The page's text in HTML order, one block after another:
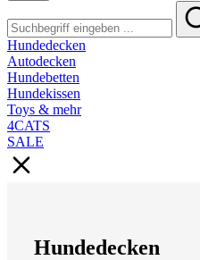
Hundedecken
Autodecken
Hundebetten
Hundekissen
Toys & mehr
4CATS
SALE
Hundedecken